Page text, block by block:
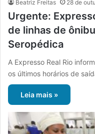
Beatriz Freitas 28 de
Urgente:
de linhas de
Seropédica
A Expresso Real Rio
os últimos horários de
Leia mais »